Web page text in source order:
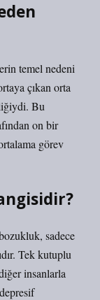
temel nedeni
çıkan orta
Bu
on bir
görev
sadece
Tek kutuplu
insanlarla